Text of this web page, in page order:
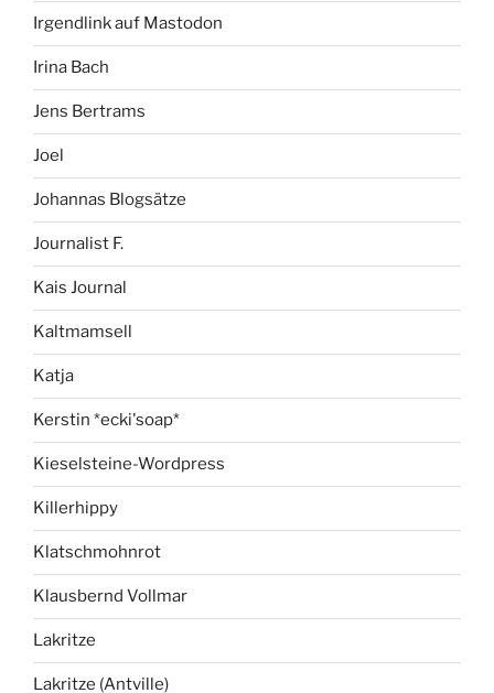
Irgendlink auf Mastodon
Irina Bach
Jens Bertrams
Joel
Johannas Blogsätze
Journalist F.
Kais Journal
Kaltmamsell
Katja
Kerstin *ecki'soap*
Kieselsteine-Wordpress
Killerhippy
Klatschmohnrot
Klausbernd Vollmar
Lakritze
Lakritze (Antville)